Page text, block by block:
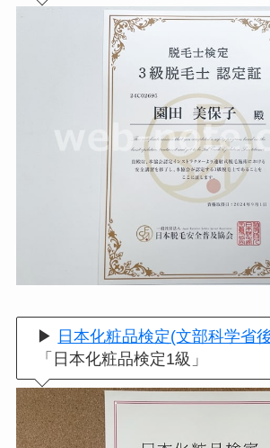
▶ 日本化粧品検定(文部科学省
「日本化粧品検定1級」